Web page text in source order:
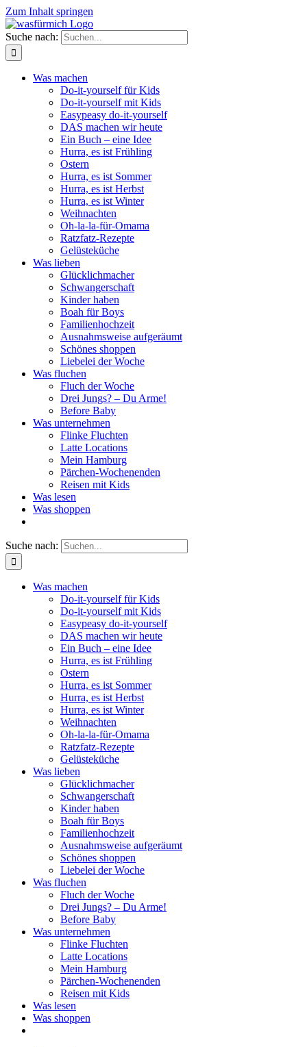
Zum Inhalt springen
Suche nach:
Was machen
Do-it-yourself für Kids
Do-it-yourself mit Kids
Easypeasy do-it-yourself
DAS machen wir heute
Ein Buch – eine Idee
Hurra, es ist Frühling
Ostern
Hurra, es ist Sommer
Hurra, es ist Herbst
Hurra, es ist Winter
Weihnachten
Oh-la-la-für-Omama
Ratzfatz-Rezepte
Gelüsteküche
Was lieben
Glücklichmacher
Schwangerschaft
Kinder haben
Boah für Boys
Familienhochzeit
Ausnahmsweise aufgeräumt
Schönes shoppen
Liebelei der Woche
Was fluchen
Fluch der Woche
Drei Jungs? – Du Arme!
Before Baby
Was unternehmen
Flinke Fluchten
Latte Locations
Mein Hamburg
Pärchen-Wochenenden
Reisen mit Kids
Was lesen
Was shoppen
Suche nach:
Was machen
Do-it-yourself für Kids
Do-it-yourself mit Kids
Easypeasy do-it-yourself
DAS machen wir heute
Ein Buch – eine Idee
Hurra, es ist Frühling
Ostern
Hurra, es ist Sommer
Hurra, es ist Herbst
Hurra, es ist Winter
Weihnachten
Oh-la-la-für-Omama
Ratzfatz-Rezepte
Gelüsteküche
Was lieben
Glücklichmacher
Schwangerschaft
Kinder haben
Boah für Boys
Familienhochzeit
Ausnahmsweise aufgeräumt
Schönes shoppen
Liebelei der Woche
Was fluchen
Fluch der Woche
Drei Jungs? – Du Arme!
Before Baby
Was unternehmen
Flinke Fluchten
Latte Locations
Mein Hamburg
Pärchen-Wochenenden
Reisen mit Kids
Was lesen
Was shoppen